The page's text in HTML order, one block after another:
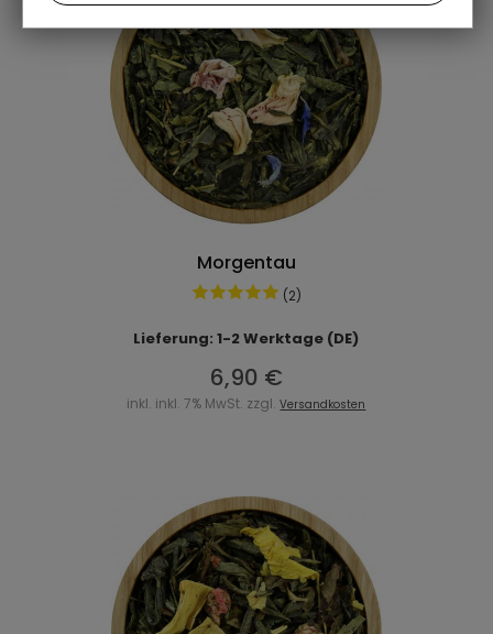
Morgentau
(2)
Lieferung: 1-2 Werktage (DE)
6,90 €
inkl. inkl. 7% MwSt. zzgl.Versandkosten